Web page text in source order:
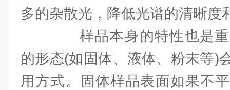
多的杂散光，降低光谱的清晰度
样品本身的特性也是重
的形态(如固体、液体、粉末等)
用方式。固体样品表面如果不